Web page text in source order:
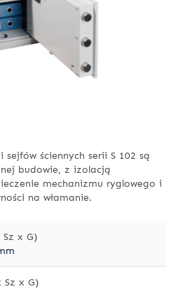
ściennych serii S 102 są
budowie, z izolacją
mechanizmu ryglowego i
na włamanie.
x G)
Sz x G)